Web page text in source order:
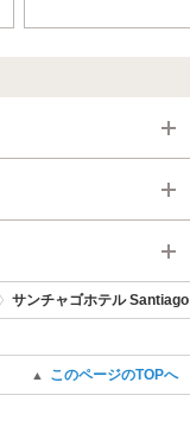
サンチャゴホテル
▲ このページのTOPへ